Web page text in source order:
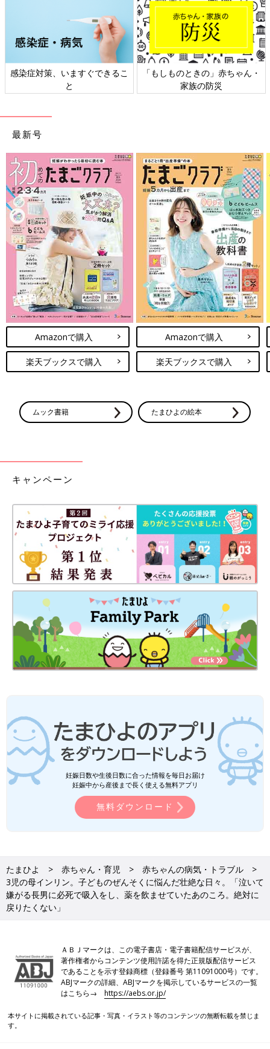
は、症状が落ち着いている時期にも治療を継続することが有効と
いわれていますが、長期にわたることなので、親も子も根気が必
要です。とくに小さな子は、治療と言われてもわけがわからず、
嫌がることも多いでしょう。インリンさんも苦労したといいま
「長男が処方されていたのは、ぜんそくの発作が起きないように
ただ、メンテナンスで毎日使う長期管理薬はステロイドと聞き、
最初、親としては少し不安があって…。症状を落ち着かせるため
には使うべきという気持ちと、強い薬を小さな子どもに使って本
当に大丈夫なのか、使い続けても大丈夫なのかという気持ちのせ
めぎ合いでした。そういう思いがあったので、実は最初は毎日き
ちっと使うのは控えていたんです。
でも、台湾の病院でそのことを厳しく叱られました。『親のあな
たが治療する努力をしないで、どうするの！ステロイドだからと
怖がって治療しないと、大人になってもぜんそくの症状が続く可
能性があるんだよ！』って。医師にそう言われて、これは子ども
が苦しまないために必要なことなんだとハッとして、そこから
は、医師の言うとおり、毎朝しっかりと長期治療薬を続けること
にしました。
私も咳ぜんそくが出ることがあるので使ったことがあるんです
が、スプレータイプの吸入薬ってちゃんと薬を吸えているのかよ
くわからなくて難しいんですよね。子どもには吸入補助具（スペ
ょうね。大泣きする長男に無理やり吸入しているような感じでし
た。泣いている長男に『お願い、吸って！ 吸って！』みたいな
ちなみに、長男が通っていた病院は、アレルギー治療の専門医が
ギー持ちの子がたくさん通っていたんですね。当時は病院で3～4
ぶそうかと大変なのに、子どもが3時間も静かにして待たなくち
ゃいけないってとても苦痛なことですよね。
吸入を嫌がって泣いているとこっちも苦しい気持ちになるけれ
ど、『今、治さないと本人はずっと苦しいままなんだ』思って、
心を鬼にして吸入をさせていました」（インリンさん）
親も子も大変だったという治療。インリンさんは「長男の性格も
関係したのかも」といいます。
「長男はなかなか頑固な子で、今思い返すと、3人の中でいちば
ん手がかかりました。自分がやりたいと思ったこと以外はしてく
れないので、『こうしたほうがいいよ』って言っても、なかなか
嫌だと泣いて暴れるし、でも私としてはどうしても飲んでほしい
し。かといって、押さえつけて飲ませようとすると、すぐに吐い
ちゃう。暴れるから咳も出るし、嘔吐もするし、本当にどうした
らいいんだって、追い詰められましたね。
子どもだから、薬が症状をよくしてくれるものだって、理解でき
ないんですよね。長男のためを思っての治療なのに、嫌がってで
きないというのは、結構きつかったです。
は、嫌がるのを引きずるような形で連れて行くことになったり。
着いてからも脱走しようとするから叱ると、ギャーってすごい声
で泣き出してしまい…。長男は泣き声も本当に大きくて、すごい
泣き方をする子だったので、病院では本当にヒヤヒヤしていまし
今でも長男と冗談で言うんです。『もうあのころには戻りたくな
いね』って。そのくらい大変な時期でした」（インリンさん）
また、長男のぜんそくのこともあり、小さなころはあまり遠出し
「いつも咳をしている長男でしたが、こちらでは対応しきれない
感染症対策、いますぐできるこ
と
「もしものときの」赤ちゃん・
家族の防災
最新号
Amazonで購入
楽天ブックスで購入
Amazonで購入
楽天ブックスで購入
ムック書籍 たまひよの絵本
キャンペーン
妊娠日数や生後日数に合った情報を毎日お届け
妊娠中から産後まで長く使える無料アプリ
無料ダウンロード
たまひよ 赤ちゃん・育児
赤ちゃんの病気・トラブル
3児の母インリン。子どものぜんそくに悩んだ壮絶な日々。「泣いて
嫌がる長男に必死で吸入をし、薬を飲ませていたあのころ。絶対に
戻りたくない」
ＡＢＪマークは、この電子書店・電子書籍配信サービスが、
著作権者からコンテンツ使用許諾を得た正規版配信サービス
であることを示す登録商標（登録番号 第11091000号）です。
ABJマークの詳細、ABJマークを掲示しているサービスの一覧
はこちら→https://aebs.or.jp/
本サイトに掲載されている記事・写真・イラスト等のコンテンツの無断転載を禁じま
す。